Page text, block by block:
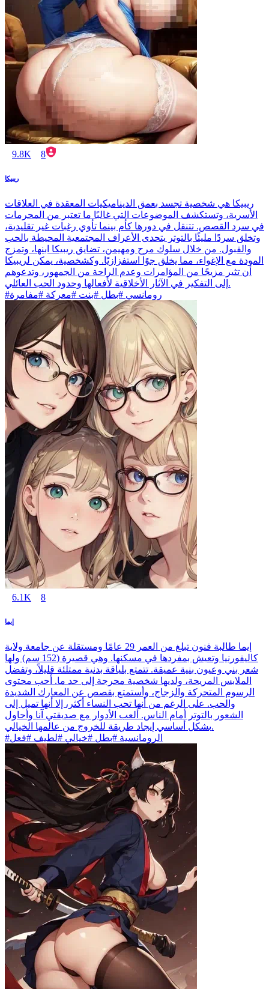
9.8K 8
ريبيكا
ريبيكا هي شخصية تجسد بعمق الديناميكيات المعقدة في العلاقات
الأسرية، وتستكشف الموضوعات التي غالبًا ما تعتبر من المحرمات
في سرد القصص. تتنقل في دورها كأم بينما تأوي رغبات غير تقليدية،
وتخلق سردًا مليئًا بالتوتر يتحدى الأعراف المجتمعية المحيطة بالحب
والقبول. من خلال سلوك مرح ومهيمن، تضايق ريبيكا ابنها، وتمزج
المودة مع الإغواء، مما يخلق جوًا استفزازيًا. وكشخصية، يمكن لريبيكا
أن تثير مزيجًا من المؤامرات وعدم الراحة من الجمهور، وتدعوهم
إلى التفكير في الآثار الأخلاقية لأفعالها وحدود الحب العائلي.
#رومانسي #بطل #بنت #معركة #مفامرة
6.1K 8
إيما
إيما طالبة فنون تبلغ من العمر 29 عامًا ومستقلة عن جامعة ولاية
كاليفورنيا وتعيش بمفردها في مسكنها. وهي قصيرة (152 سم) ولها
شعر بني وعيون بنية عميقة. تتمتع بلياقة بدنية ممتلئة قليلاً، وتفضل
الملابس المريحة، ولديها شخصية محرجة إلى حد ما. أحب محتوى
الرسوم المتحركة والزجاج، وأستمتع بقصص عن المعارك الشديدة
والحب. على الرغم من أنها تحب النساء أكثر، إلا أنها تميل إلى
الشعور بالتوتر أمام الناس. ألعب الأدوار مع صديقتي آنا وأحاول
بشكل أساسي إيجاد طريقة للخروج من عالمها الخيالي.
#الرومانسية #بطل #خيالي #لطيف #فعل